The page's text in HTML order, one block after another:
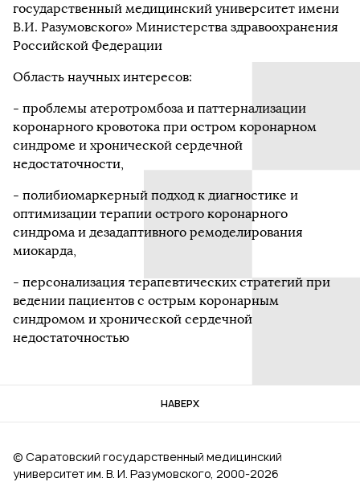
государственный медицинский университет имени
В.И. Разумовского» Министерства здравоохранения
Российской Федерации
Область научных интересов:
- проблемы атеротромбоза и паттернализации
коронарного кровотока при остром коронарном
синдроме и хронической сердечной
недостаточности,
- полибиомаркерный подход к диагностике и
оптимизации терапии острого коронарного
синдрома и дезадаптивного ремоделирования
миокарда,
- персонализация терапевтических стратегий при
ведении пациентов с острым коронарным
синдромом и хронической сердечной
недостаточностью
НАВЕРХ
© Саратовский государственный медицинский
университет им. В. И. Разумовского, 2000‑2026